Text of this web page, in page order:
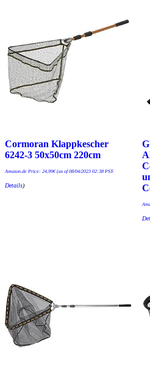
Cormoran Klappkescher
6242-3 50x50cm 220cm
Amazon.de Price: 24,99€(as of 08/04/2023 02:38 PST-
Details)